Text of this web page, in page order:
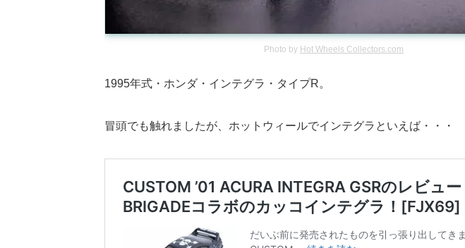
Photo by Hot Wheels Collectors.com
1995年式・ホンダ・インテグラ・タイプR。
冒頭でも触れましたが、ホットウィールでインテグラといえば・・・